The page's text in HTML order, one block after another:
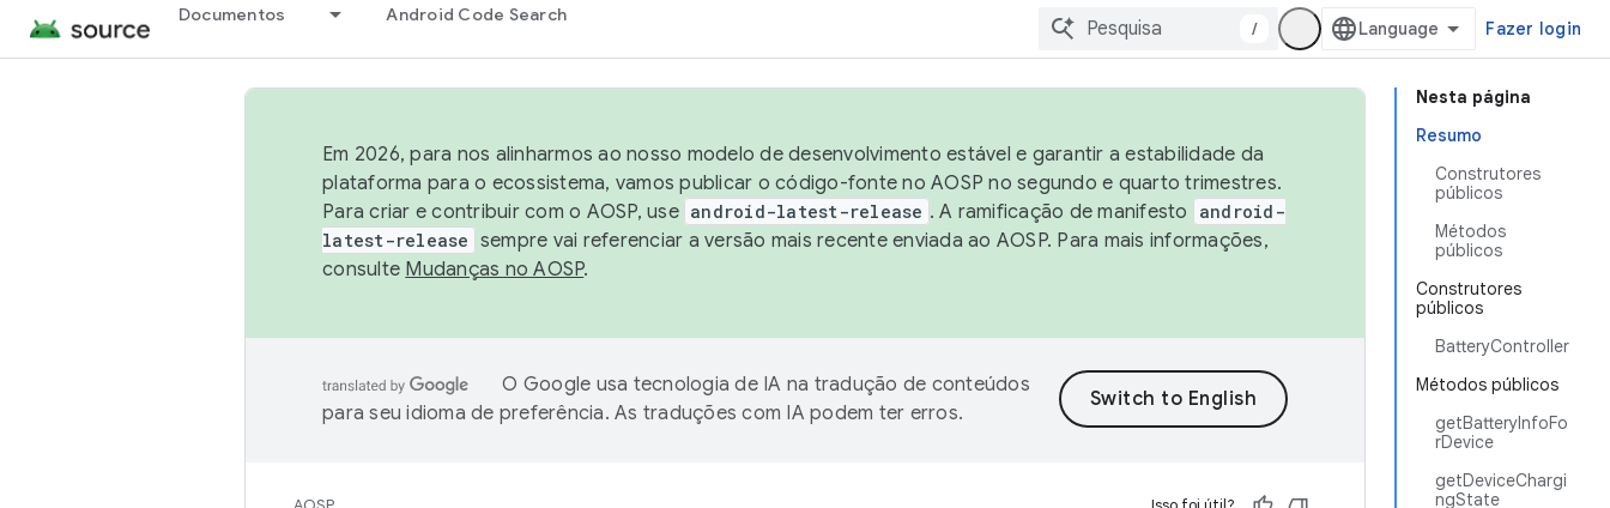
Documentos Android Code Search
/ Fazer login
Nesta página
Resumo
Construtores
públicos
Métodos
públicos
Construtores
públicos
BatteryController
Métodos públicos
getBatteryInfoFo
rDevice
getDeviceChargi
ngState
Em 2026, para nos alinharmos ao nosso modelo de desenvolvimento estável e garantir a estabilidade da
plataforma para o ecossistema, vamos publicar o código-fonte no AOSP no segundo e quarto trimestres.
Para criar e contribuir com o AOSP, use android-latest-release . A ramificação de manifesto
android-
latest-release sempre vai referenciar a versão mais recente enviada ao AOSP. Para mais informações,
consulte Mudanças no AOSP.
O Google usa tecnologia de IA na tradução de conteúdos
para seu idioma de preferência. As traduções com IA podem ter erros.